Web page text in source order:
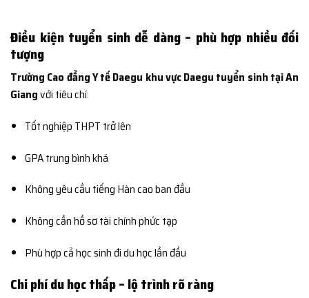
Điều kiện tuyển sinh dễ dàng – phù hợp nhiều đối
tượng
Trường Cao đẳng Y tế Daegu khu vực Daegu tuyển sinh tại An
Giangvới tiêu chí:
Tốt nghiệp THPT trở lên
GPA trung bình khá
Không yêu cầu tiếng Hàn cao ban đầu
Không cần hồ sơ tài chính phức tạp
Phù hợp cả học sinh đi du học lần đầu
Chi phí du học thấp – lộ trình rõ ràng